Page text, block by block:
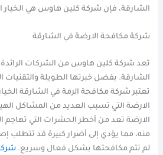
الشارقة، فإن شركة كلين هاوس هي الخيار
شركة مكافحة الارضة في الشارقة
تعد شركة كلين هاوس من الشركات
الشارقة. بفضل خبرتها الطويلة والتقنيات
تعتبر شركة مكافحة الرمة في الشارقة
الارضة التي تسبب العديد من المشاكل
الارضة تعد من أخطر الحشرات التي تهاجم
منه، مما يؤدي إلى أضرار كبيرة قد تتطلب
لم تتم مكافحتها بشكل فعال وسريع.